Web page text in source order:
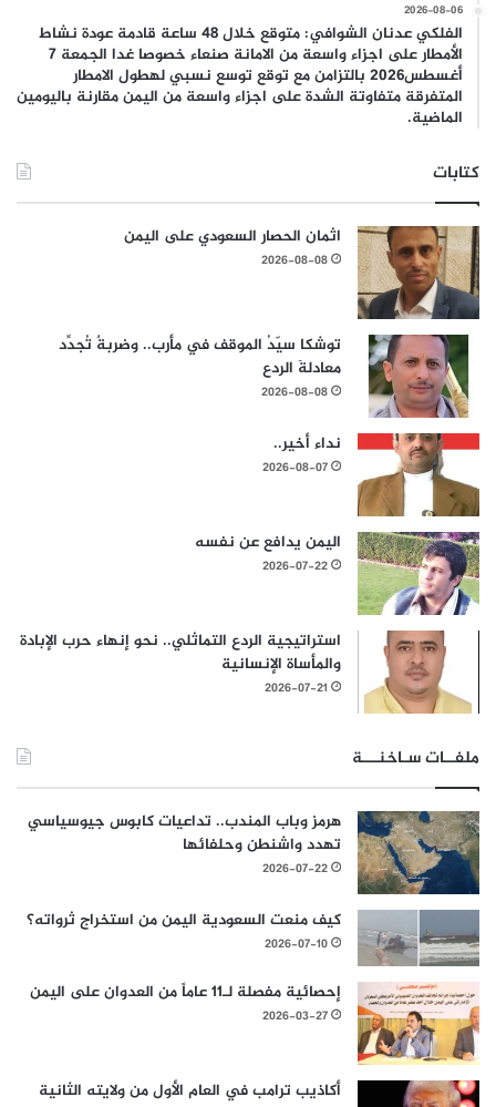
2026-08-06
الفلكي عدنان الشوافي: متوقع خلال 48 ساعة قادمة عودة نشاط
الأمطار على اجزاء واسعة من الامانة صنعاء خصوصا غدا الجمعة 7
أغسطس2026 بالتزامن مع توقع توسع نسبي لهطول الامطار
المتفرقة متفاوتة الشدة على اجزاء واسعة من اليمن مقارنة باليومين
الماضية.
كتابات
اثمان الحصار السعودي على اليمن
2026-08-08
توشكا سيّدُ الموقف في مأرب.. وضربةٌ تُجدِّد
معادلةَ الردع
2026-08-08
نداء أخير..
2026-08-07
اليمن يدافع عن نفسه
2026-07-22
استراتيجية الردع التماثلي.. نحو إنهاء حرب الإبادة
والمأساة الإنسانية
2026-07-21
ملفــات سـاخنـــة
هرمز وباب المندب.. تداعيات كابوس جيوسياسي
تهدد واشنطن وحلفائها
2026-07-22
كيف منعت السعودية اليمن من استخراج ثرواته؟
2026-07-10
إحصائية مفصلة لـ11 عاماً من العدوان على اليمن
2026-03-27
أكاذيب ترامب في العام الأول من ولايته الثانية